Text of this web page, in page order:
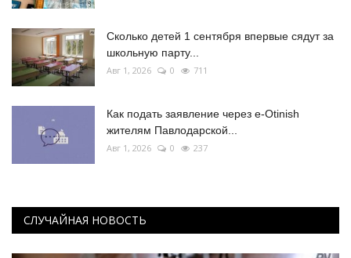
Сколько детей 1 сентября впервые сядут за
школьную парту...
Авг 1, 2026 0 711
Как подать заявление через e-Otinish
жителям Павлодарской...
Авг 1, 2026 0 237
СЛУЧАЙНАЯ НОВОСТЬ